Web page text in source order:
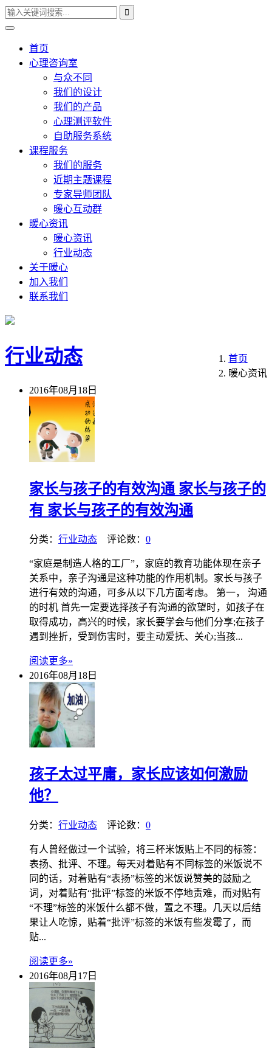
首页
心理咨询室
与众不同
我们的设计
我们的产品
心理测评软件
自助服务系统
课程服务
我们的服务
近期主题课程
专家导师团队
暖心互动群
暖心资讯
暖心资讯
行业动态
关于暖心
加入我们
联系我们
首页
暖心资讯
行业动态
2016年08月18日
家长与孩子的有效沟通 家长与孩子的
有 家长与孩子的有效沟通
分类： 行业动态 评论数： 0
“家庭是制造人格的工厂”，家庭的教育功能体现在亲子
关系中，亲子沟通是这种功能的作用机制。家长与孩子
进行有效的沟通，可多从以下几方面考虑。 第一， 沟通
的时机 首先一定要选择孩子有沟通的欲望时，如孩子在
取得成功，高兴的时候，家长要学会与他们分享;在孩子
遇到挫折，受到伤害时，要主动爱抚、关心;当孩...
阅读更多»
2016年08月18日
孩子太过平庸，家长应该如何激励
他？
分类： 行业动态 评论数： 0
有人曾经做过一个试验，将三杯米饭贴上不同的标签：
表扬、批评、不理。每天对着贴有不同标签的米饭说不
同的话，对着贴有“表扬”标签的米饭说赞美的鼓励之
词，对着贴有“批评”标签的米饭不停地责难，而对贴有
“不理”标签的米饭什么都不做，置之不理。几天以后结
果让人吃惊，贴着“批评”标签的米饭有些发霉了，而
贴...
阅读更多»
2016年08月17日